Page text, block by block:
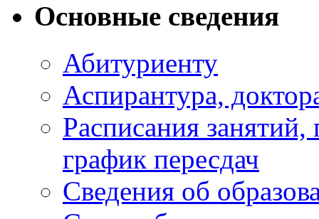
Основные сведения
Абитуриенту
Аспирантура,
Расписания
график пересдач
Сведения об